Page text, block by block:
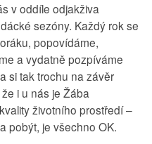
v oddíle odjakživa
sezóny. Každý rok se
popovídáme,
a vydatně pozpíváme
si tak trochu na závěr
i u nás je Žába
životního prostředí –
pobýt, je všechno OK.